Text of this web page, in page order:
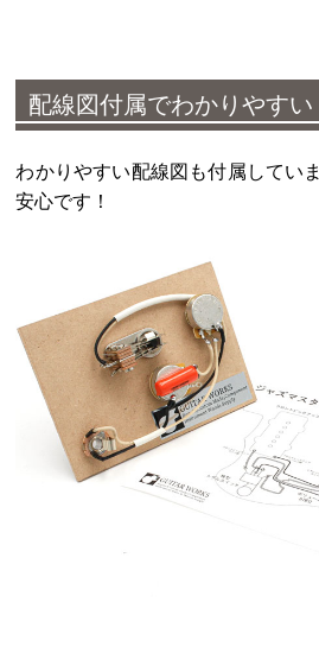
配線図付属でわかりやすい
わかりやすい配線図も付属してい
安心です！